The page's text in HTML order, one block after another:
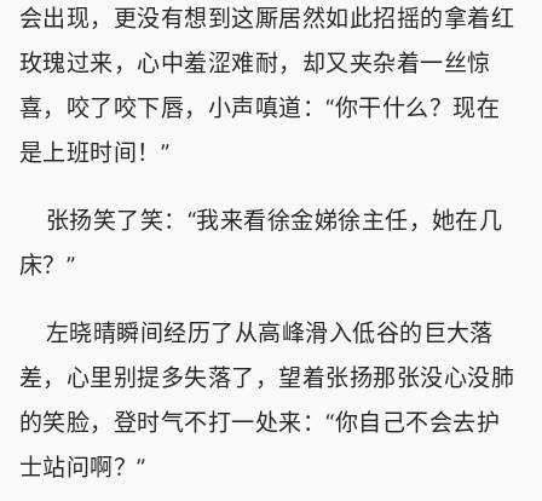
会出现，更没有想到这厮居然如此招摇的拿着红
玫瑰过来，心中羞涩难耐，却又夹杂着一丝惊
喜，咬了咬下唇，小声嗔道：“你干什么？现在
是上班时间！”
张扬笑了笑：“我来看徐金娣徐主任，她在几
床？”
左晓晴瞬间经历了从高峰滑入低谷的巨大落
差，心里别提多失落了，望着张扬那张没心没肺
的笑脸，登时气不打一处来：“你自己不会去护
士站问啊？”